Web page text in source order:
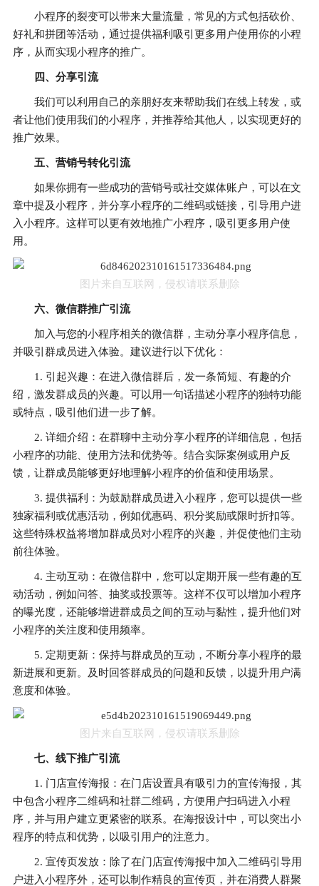
小程序的裂变可以带来大量流量，常见的方式包括砍价、
好礼和拼团等活动，通过提供福利吸引更多用户使用你的小程
序，从而实现小程序的推广。
四、分享引流
我们可以利用自己的亲朋好友来帮助我们在线上转发，或
者让他们使用我们的小程序，并推荐给其他人，以实现更好的
推广效果。
五、营销号转化引流
如果你拥有一些成功的营销号或社交媒体账户，可以在文
章中提及小程序，并分享小程序的二维码或链接，引导用户进
入小程序。这样可以更有效地推广小程序，吸引更多用户使
用。
图片来自互联网，侵权请联系删除
六、微信群推广引流
加入与您的小程序相关的微信群，主动分享小程序信息，
并吸引群成员进入体验。建议进行以下优化：
1. 引起兴趣：在进入微信群后，发一条简短、有趣的介
绍，激发群成员的兴趣。可以用一句话描述小程序的独特功能
或特点，吸引他们进一步了解。
2. 详细介绍：在群聊中主动分享小程序的详细信息，包括
小程序的功能、使用方法和优势等。结合实际案例或用户反
馈，让群成员能够更好地理解小程序的价值和使用场景。
3. 提供福利：为鼓励群成员进入小程序，您可以提供一些
独家福利或优惠活动，例如优惠码、积分奖励或限时折扣等。
这些特殊权益将增加群成员对小程序的兴趣，并促使他们主动
前往体验。
4. 主动互动：在微信群中，您可以定期开展一些有趣的互
动活动，例如问答、抽奖或投票等。这样不仅可以增加小程序
的曝光度，还能够增进群成员之间的互动与黏性，提升他们对
小程序的关注度和使用频率。
5. 定期更新：保持与群成员的互动，不断分享小程序的最
新进展和更新。及时回答群成员的问题和反馈，以提升用户满
意度和体验。
图片来自互联网，侵权请联系删除
七、线下推广引流
1. 门店宣传海报：在门店设置具有吸引力的宣传海报，其
中包含小程序二维码和社群二维码，方便用户扫码进入小程
序，并与用户建立更紧密的联系。在海报设计中，可以突出小
程序的特点和优势，以吸引用户的注意力。
2. 宣传页发放：除了在门店宣传海报中加入二维码引导用
户进入小程序外，还可以制作精良的宣传页，并在消费人群聚